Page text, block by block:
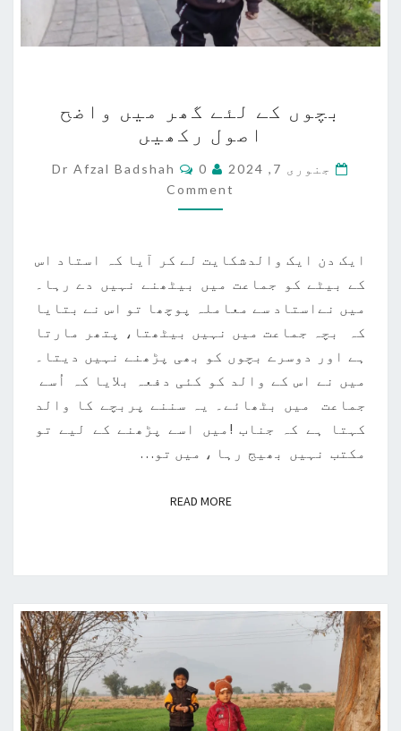
کے
لئے
گھر
میں
واضح
رکھیں
بچوں کے لئے گھر میں واضح
اصول رکھیں
جنوری 7, 2024 Dr Afzal Badshah
Comments 0
Comment
ایک دن ایک والدشکایت لے کر آیا کہ استاد اس
کے بیٹے کو جماعت میں بیٹھنے نہیں دے رہا۔
میں نےاستاد سے معاملہ پوچھا تو اس نے بتایا
کہ بچہ جماعت میں نہیں بیٹھتا، پتھر مارتا
ہے اور دوسرے بچوں کو بھی پڑھنے نہیں دیتا۔
میں نے اس کے والد کو کئی دفعہ بلایا کہ اُسے
جماعت میں بٹھائے۔ یہ سننے پربچے کا والد
کہتا ہے کہ جناب !میں اسے پڑھنے کے لیے تو
مکتب نہیں بھیج رہا ، میں تو…
READ MORE
READ MORE